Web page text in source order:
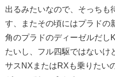
出るみたいなので、そっちも
す、またその頃にはプラドの
角のプラドのディーゼルだし
たいし、フル四駆ではないけ
サスNXまたはRXも乗りたい